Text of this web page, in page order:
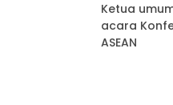
Ketua
acara
ASEAN